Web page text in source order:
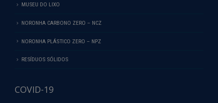
MUSEU DO LIXO
NORONHA CARBONO ZERO – NCZ
NORONHA PLÁSTICO ZERO – NPZ
RESÍDUOS SÓLIDOS
COVID-19